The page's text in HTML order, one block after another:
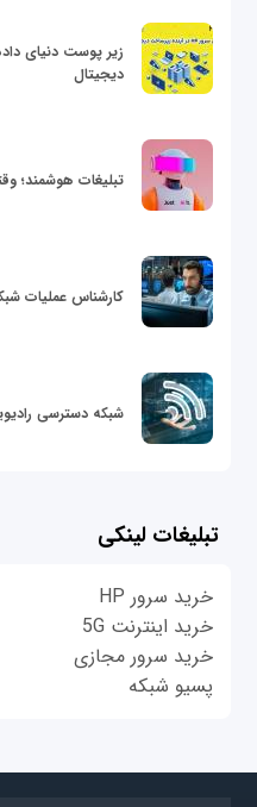
دیجیتال
تبلیغات هوشمند؛
کارشناس عملیات
شبکه دسترسی
تبلیغات لینکی
خرید سرور HP
خرید اینترنت 5G
خرید سرور مجازی
پسیو شبکه